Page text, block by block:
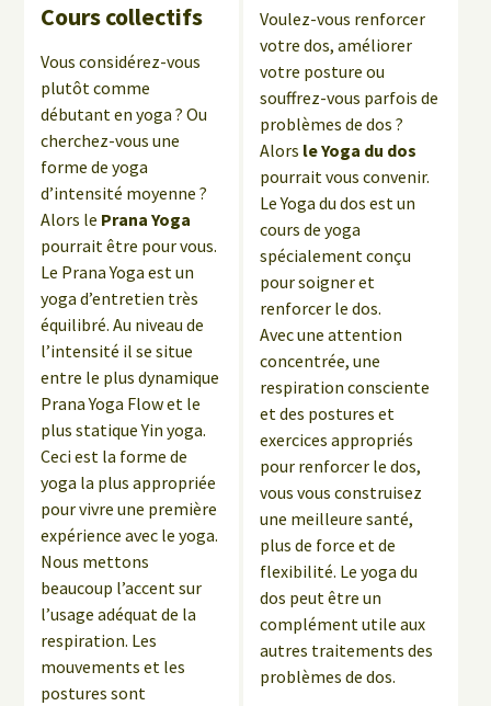
Cours collectifs
Vous considérez-vous
plutôt comme
débutant en yoga ? Ou
cherchez-vous une
forme de yoga
d’intensité moyenne ?
Alors le Prana Yoga
pourrait être pour vous.
Le Prana Yoga est un
yoga d’entretien très
équilibré. Au niveau de
l’intensité il se situe
entre le plus dynamique
Prana Yoga Flow et le
plus statique Yin yoga.
Ceci est la forme de
yoga la plus appropriée
pour vivre une première
expérience avec le yoga.
Nous mettons
beaucoup l’accent sur
l’usage adéquat de la
respiration. Les
mouvements et les
postures sont
Voulez-vous renforcer
votre dos, améliorer
votre posture ou
souffrez-vous parfois de
problèmes de dos ?
Alors le Yoga du dos
pourrait vous convenir.
Le Yoga du dos est un
cours de yoga
spécialement conçu
pour soigner et
renforcer le dos.
Avec une attention
concentrée, une
respiration consciente
et des postures et
exercices appropriés
pour renforcer le dos,
vous vous construisez
une meilleure santé,
plus de force et de
flexibilité. Le yoga du
dos peut être un
complément utile aux
autres traitements des
problèmes de dos.